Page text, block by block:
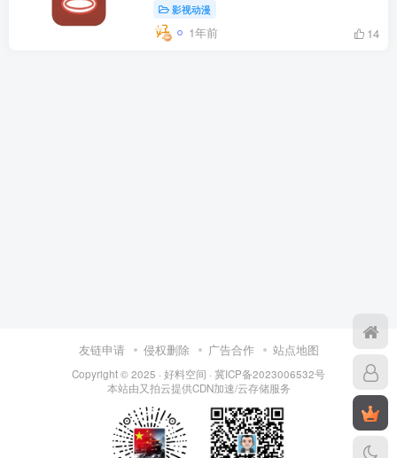
影视动漫
1年前 14
友链申请 侵权删除 广告合作 站点地图
Copyright © 2025 · 好料空间 · 冀ICP备2023006532号
本站由又拍云提供CDN加速/云存储服务